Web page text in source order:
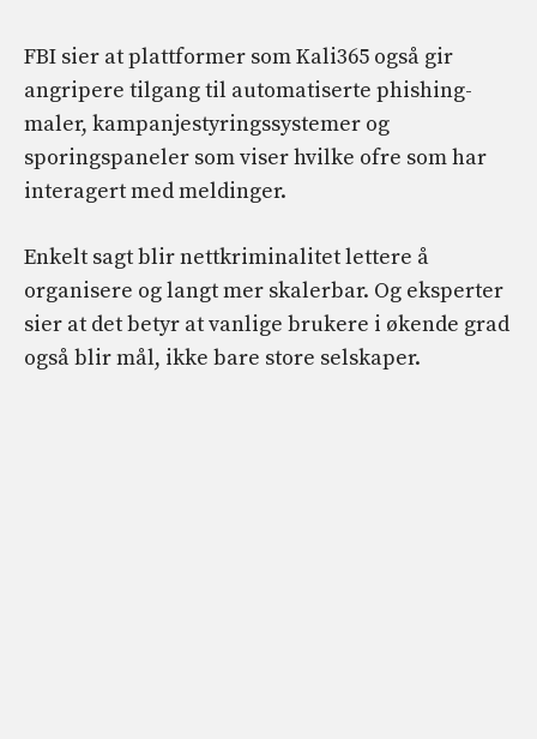
FBI sier at plattformer som Kali365 også gir
angripere tilgang til automatiserte phishing-
maler, kampanjestyringssystemer og
sporingspaneler som viser hvilke ofre som har
interagert med meldinger.
Enkelt sagt blir nettkriminalitet lettere å
organisere og langt mer skalerbar. Og eksperter
sier at det betyr at vanlige brukere i økende grad
også blir mål, ikke bare store selskaper.